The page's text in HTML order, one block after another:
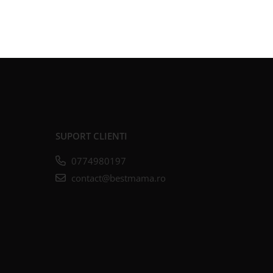
SUPORT CLIENTI
0774980197
contact@bestmama.ro